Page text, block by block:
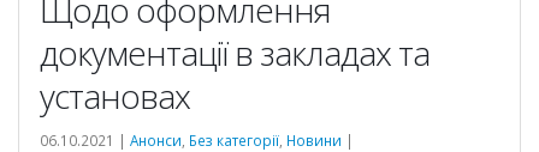
документації в закладах та
установах
06.10.2021 | Анонси, Без категорії, Новини |